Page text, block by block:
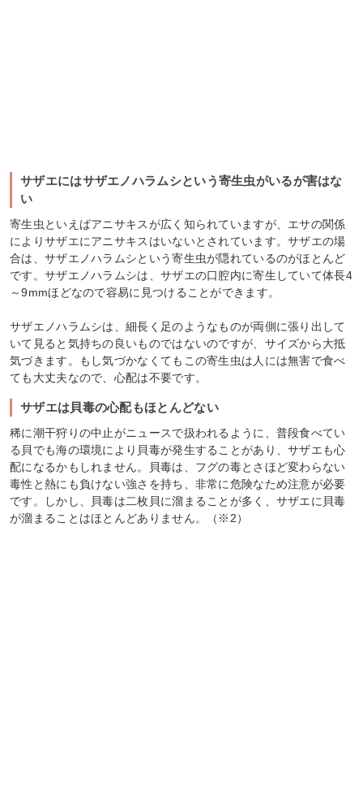
サザエにはサザエノハラムシという寄生虫がいるが害はな
い
寄生虫といえばアニサキスが広く知られていますが、エサの関係
によりサザエにアニサキスはいないとされています。サザエの場
合は、サザエノハラムシという寄生虫が隠れているのがほとんど
です。サザエノハラムシは、サザエの口腔内に寄生していて体長4
～9mmほどなので容易に見つけることができます。
サザエノハラムシは、細長く足のようなものが両側に張り出して
いて見ると気持ちの良いものではないのですが、サイズから大抵
気づきます。もし気づかなくてもこの寄生虫は人には無害で食べ
ても大丈夫なので、心配は不要です。
サザエは貝毒の心配もほとんどない
稀に潮干狩りの中止がニュースで扱われるように、普段食べてい
る貝でも海の環境により貝毒が発生することがあり、サザエも心
配になるかもしれません。貝毒は、フグの毒とさほど変わらない
毒性と熱にも負けない強さを持ち、非常に危険なため注意が必要
です。しかし、貝毒は二枚貝に溜まることが多く、サザエに貝毒
が溜まることはほとんどありません。（※2）